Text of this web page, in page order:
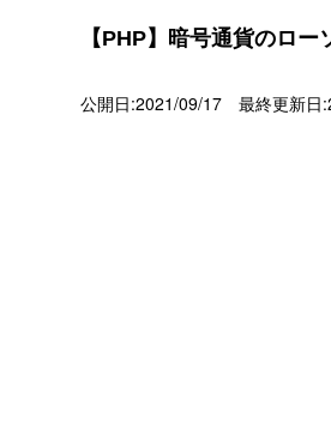
【PHP】暗号通貨のロ
公開日:2021/09/17 最終更新日